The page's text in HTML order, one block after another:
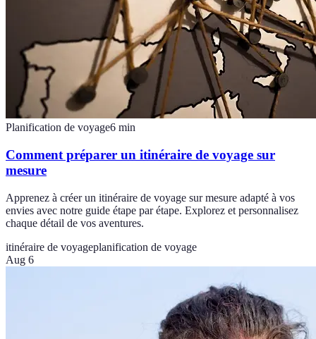
Planification de voyage6 min
Comment préparer un itinéraire de voyage sur
mesure
Apprenez à créer un itinéraire de voyage sur mesure adapté à vos
envies avec notre guide étape par étape. Explorez et personnalisez
chaque détail de vos aventures.
itinéraire de voyageplanification de voyage
Aug 6